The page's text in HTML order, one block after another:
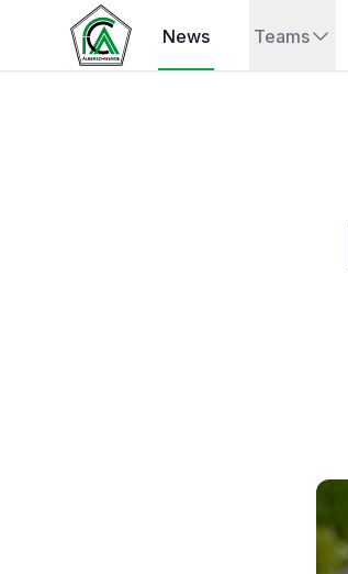
News Teams